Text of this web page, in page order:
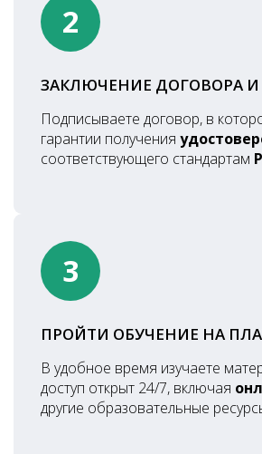
2
ЗАКЛЮЧЕНИЕ ДОГОВОРА
Подписываете договор, в
гарантии получения
соответствующего стандартам
3
ПРОЙТИ ОБУЧЕНИЕ НА
В удобное время изучаете
доступ открыт 24/7, включая
другие образовательные